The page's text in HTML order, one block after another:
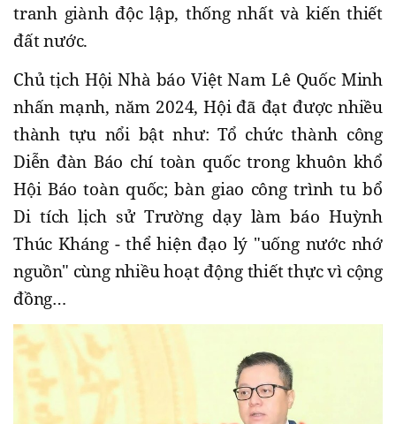
tranh giành độc lập, thống nhất và kiến thiết
đất nước.
Chủ tịch Hội Nhà báo Việt Nam Lê Quốc Minh
nhấn mạnh, năm 2024, Hội đã đạt được nhiều
thành tựu nổi bật như: Tổ chức thành công
Diễn đàn Báo chí toàn quốc trong khuôn khổ
Hội Báo toàn quốc; bàn giao công trình tu bổ
Di tích lịch sử Trường dạy làm báo Huỳnh
Thúc Kháng - thể hiện đạo lý "uống nước nhớ
nguồn" cùng nhiều hoạt động thiết thực vì cộng
đồng…